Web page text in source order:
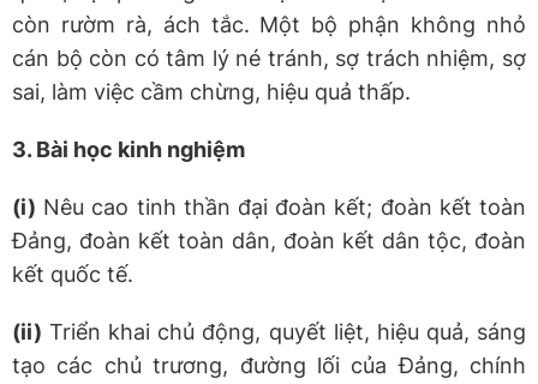
còn rườm rà, ách tắc. Một bộ phận không nhỏ
cán bộ còn có tâm lý né tránh, sợ trách nhiệm, sợ
sai, làm việc cầm chừng, hiệu quả thấp.
3. Bài học kinh nghiệm
(i) Nêu cao tinh thần đại đoàn kết; đoàn kết toàn
Đảng, đoàn kết toàn dân, đoàn kết dân tộc, đoàn
kết quốc tế.
(ii) Triển khai chủ động, quyết liệt, hiệu quả, sáng
tạo các chủ trương, đường lối của Đảng, chính